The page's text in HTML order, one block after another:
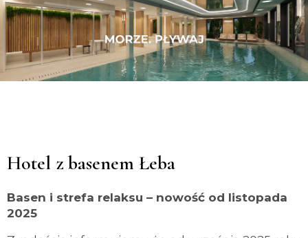
Hotel z basenem Łeba
Basen i strefa relaksu – nowość od listopada
2025